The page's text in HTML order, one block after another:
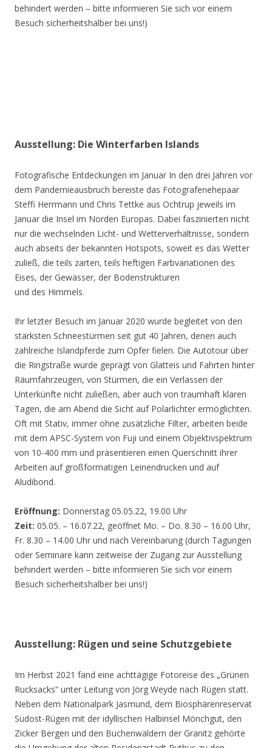
behindert werden – bitte informieren Sie sich vor einem
Besuch sicherheitshalber bei uns!)
Ausstellung: Die Winterfarben Islands
Fotografische Entdeckungen im Januar In den drei Jahren vor
dem Pandemieausbruch bereiste das Fotografenehepaar
Steffi Herrmann und Chris Tettke aus Ochtrup jeweils im
Januar die Insel im Norden Europas. Dabei faszinierten nicht
nur die wechselnden Licht- und Wetterverhältnisse, sondern
auch abseits der bekannten Hotspots, soweit es das Wetter
zuließ, die teils zarten, teils heftigen Farbvariationen des
Eises, der Gewässer, der Bodenstrukturen
und des Himmels.
Ihr letzter Besuch im Januar 2020 wurde begleitet von den
stärksten Schneestürmen seit gut 40 Jahren, denen auch
zahlreiche Islandpferde zum Opfer fielen. Die Autotour über
die Ringstraße wurde geprägt von Glatteis und Fahrten hinter
Räumfahrzeugen, von Stürmen, die ein Verlassen der
Unterkünfte nicht zuließen, aber auch von traumhaft klaren
Tagen, die am Abend die Sicht auf Polarlichter ermöglichten.
Oft mit Stativ, immer ohne zusätzliche Filter, arbeiten beide
mit dem APSC-System von Fuji und einem Objektivspektrum
von 10-400 mm und präsentieren einen Querschnitt ihrer
Arbeiten auf großformatigen Leinendrucken und auf
Aludibond.
Eröffnung: Donnerstag 05.05.22, 19.00 Uhr
Zeit: 05.05. – 16.07.22, geöffnet Mo. – Do. 8.30 – 16.00 Uhr,
Fr. 8.30 – 14.00 Uhr und nach Vereinbarung (durch Tagungen
oder Seminare kann zeitweise der Zugang zur Ausstellung
behindert werden – bitte informieren Sie sich vor einem
Besuch sicherheitshalber bei uns!)
Ausstellung: Rügen und seine Schutzgebiete
Im Herbst 2021 fand eine achttägige Fotoreise des „Grünen
Rucksacks“ unter Leitung von Jörg Weyde nach Rügen statt.
Neben dem Nationalpark Jasmund, dem Biosphärenreservat
Südost-Rügen mit der idyllischen Halbinsel Mönchgut, den
Zicker Bergen und den Buchenwäldern der Granitz gehörte